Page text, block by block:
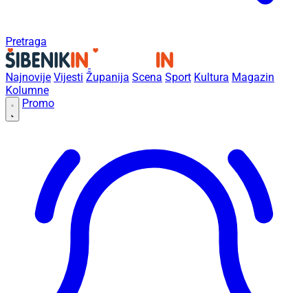
Pretraga
Najnovije Vijesti Županija Scena Sport Kultura Magazin
Kolumne
Promo